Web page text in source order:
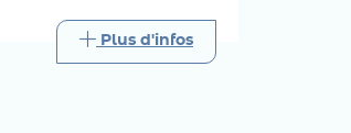
Plus d'infos